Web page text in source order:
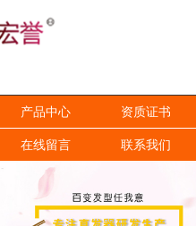
产品中心 资质证书
在线留言 联系我们
搜索